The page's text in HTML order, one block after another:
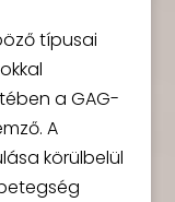
típusai
a GAG-
A
körülbelül